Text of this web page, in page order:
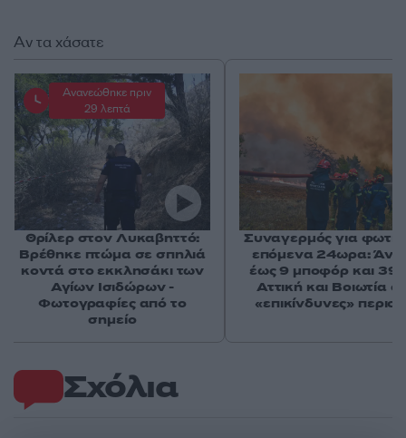
Σχόλια
Αν τα χάσατε
Ανανεώθηκε πριν
29 λεπτά
Θρίλερ στον Λυκαβηττό:
Βρέθηκε πτώμα σε σπηλιά
κοντά στο εκκλησάκι των
Αγίων Ισιδώρων -
Φωτογραφίες από το
σημείο
Συναγερμός για
επόμενα 24ωρα:
έως 9 μποφόρ και
Αττική και Βοιωτία
«επικίνδυνες»